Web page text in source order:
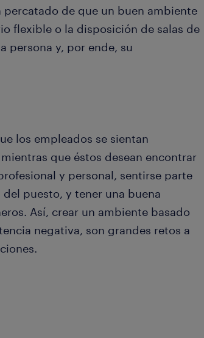
percatado de que un buen ambiente
flexible o la disposición de salas de
persona y, por ende, su
los empleados se sientan
que éstos desean encontrar
y personal, sentirse parte
puesto, y tener una buena
Así, crear un ambiente basado
negativa, son grandes retos a